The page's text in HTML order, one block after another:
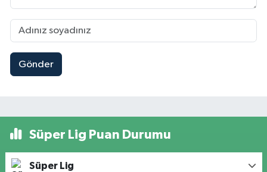
Gönder
Süper Lig Puan Durumu
Süper Lig